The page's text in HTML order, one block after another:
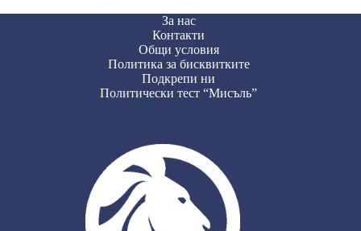
За нас
Контакти
Общи условия
Политика за бисквитките
Подкрепи ни
Политически тест “Мисъль”